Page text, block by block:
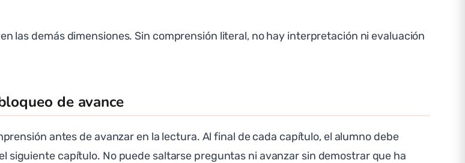
las demás dimensiones. Sin comprensión literal, no hay interpretación ni evaluación
de avance
antes de avanzar en la lectura. Al final de cada capítulo, el alumno debe
capítulo. No puede saltarse preguntas ni avanzar sin demostrar que ha